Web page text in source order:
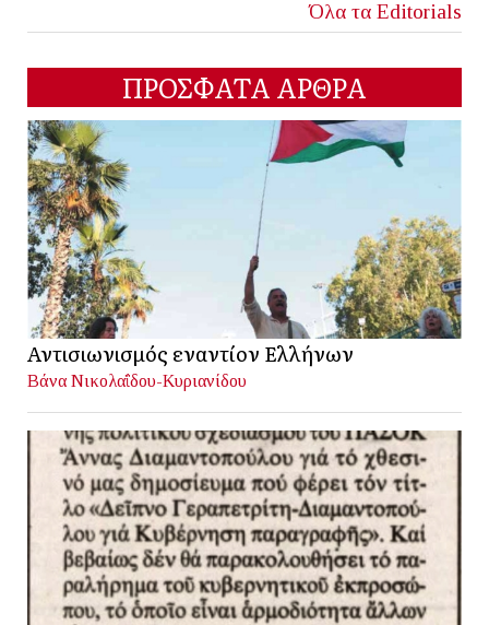
Όλα τα Editorials
ΠΡΟΣΦΑΤΑ ΑΡΘΡΑ
Αντισιωνισμός εναντίον Ελλήνων
Βάνα Νικολαΐδου-Κυριανίδου